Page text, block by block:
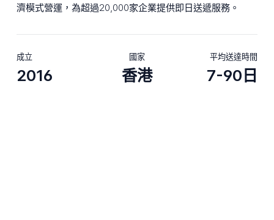
濟模式營運，為超過20,000家企業提供即日送遞服務。
成立
2016
國家
香港
平均送達時間
7-90日